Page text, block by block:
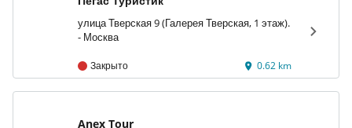
улица Тверская 9 (Галерея Тверская, 1 этаж).
- Москва
Закрыто 0.62 km
Anex Tour